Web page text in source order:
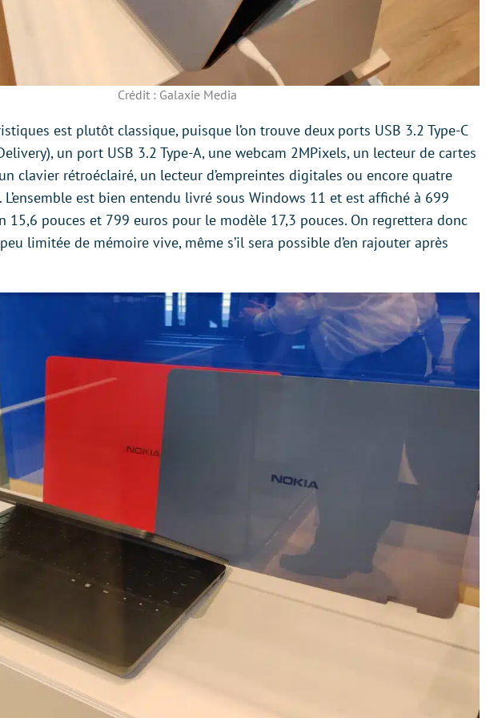
Crédit : Galaxie Media
est plutôt classique, puisque l’on trouve deux ports USB 3.2 Type-C
un port USB 3.2 Type-A, une webcam 2MPixels, un lecteur de cartes
clavier rétroéclairé, un lecteur d’empreintes digitales ou encore quatre
L’ensemble est bien entendu livré sous Windows 11 et est affiché à 699
15,6 pouces et 799 euros pour le modèle 17,3 pouces. On regrettera donc
limitée de mémoire vive, même s’il sera possible d’en rajouter après